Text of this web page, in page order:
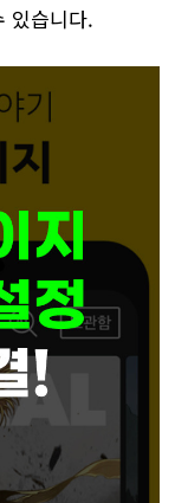
있습니다.